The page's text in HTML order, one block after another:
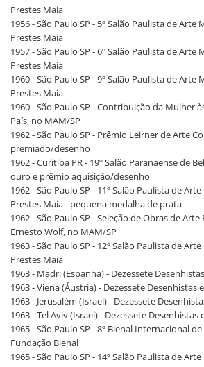
Prestes Maia
1956 - São Paulo SP - 5º Salão Paulista de Arte
Prestes Maia
1957 - São Paulo SP - 6º Salão Paulista de Arte
Prestes Maia
1960 - São Paulo SP - 9º Salão Paulista de Arte
Prestes Maia
1960 - São Paulo SP - Contribuição da Mulher
País, no MAM/SP
1962 - São Paulo SP - Prêmio Leirner de Arte
premiado/desenho
1962 - Curitiba PR - 19º Salão Paranaense de
ouro e prêmio aquisição/desenho
1962 - São Paulo SP - 11º Salão Paulista de
Prestes Maia - pequena medalha de prata
1962 - São Paulo SP - Seleção de Obras de
Ernesto Wolf, no MAM/SP
1963 - São Paulo SP - 12º Salão Paulista de
Prestes Maia
1963 - Madri (Espanha) - Dezessete
1963 - Viena (Áustria) - Dezessete Desenhistas
1963 - Jerusalém (Israel) - Dezessete
1963 - Tel Aviv (Israel) - Dezessete Desenhistas
1965 - São Paulo SP - 8º Bienal Internacional
Fundação Bienal
1965 - São Paulo SP - 14º Salão Paulista de